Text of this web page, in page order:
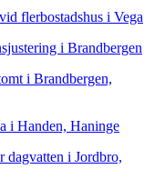
flerbostadshus i Vega
i Brandbergen
i Brandbergen,
i Handen, Haninge
dagvatten i Jordbro,